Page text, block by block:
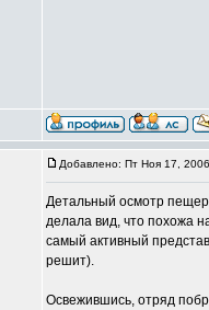
Добавлено: Пт Ноя 17,
Детальный осмотр
делала вид, что похожа
самый активный
решит).
Освежившись, отряд